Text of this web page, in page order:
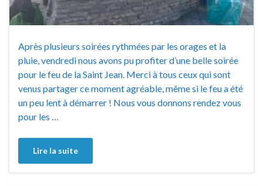
Après plusieurs soirées rythmées par les orages et la
pluie, vendredi nous avons pu profiter d’une belle soirée
pour le feu de la Saint Jean. Merci à tous ceux qui sont
venus partager ce moment agréable, même si le feu a été
un peu lent à démarrer ! Nous vous donnons rendez vous
pour les …
Lire la suite